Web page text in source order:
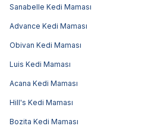
Sanabelle Kedi Maması
Advance Kedi Maması
Obivan Kedi Maması
Luis Kedi Maması
Acana Kedi Maması
Hill's Kedi Maması
Bozita Kedi Maması